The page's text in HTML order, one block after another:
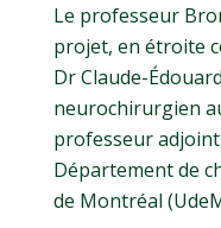
Le professeur
projet, en étroite
Dr Claude-
neurochirurgien
professeur
Département de
de Montréal